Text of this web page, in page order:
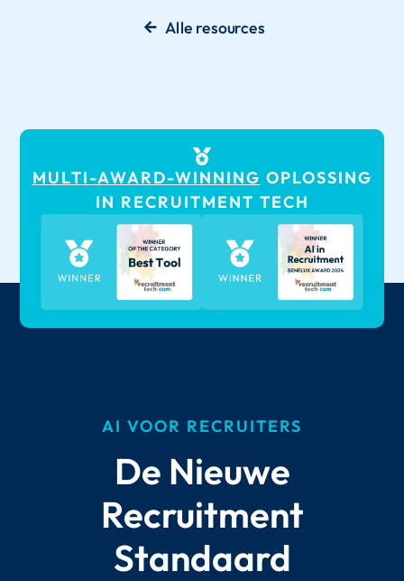
Alle resources
MULTI-AWARD-WINNING OPLOSSING
IN RECRUITMENT TECH
AI VOOR RECRUITERS
De Nieuwe
Recruitment
Standaard